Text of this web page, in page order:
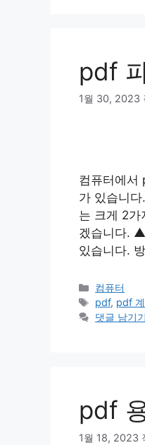
pdf
1월 30, 2023
컴퓨터에서
가 있습니
는 크게 2가
겠습니다.
있습니다.
카
테
고
컴퓨터
태
그
pdf, pdf
댓글 남기기
pdf
1월 18, 2023